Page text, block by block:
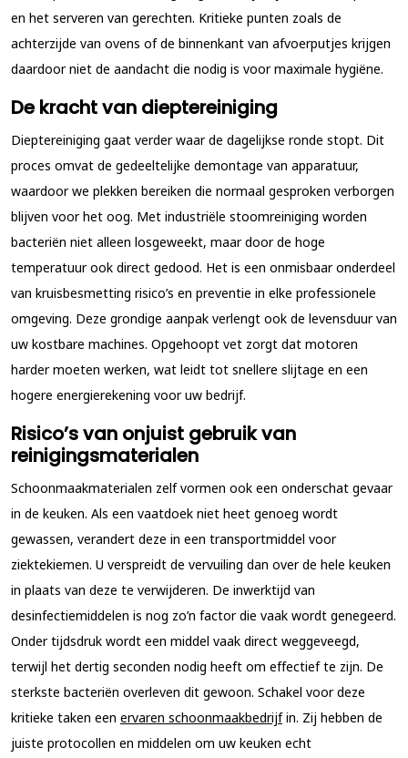
en het serveren van gerechten. Kritieke punten zoals de
achterzijde van ovens of de binnenkant van afvoerputjes krijgen
daardoor niet de aandacht die nodig is voor maximale hygiëne.
De kracht van dieptereiniging
Dieptereiniging gaat verder waar de dagelijkse ronde stopt. Dit
proces omvat de gedeeltelijke demontage van apparatuur,
waardoor we plekken bereiken die normaal gesproken verborgen
blijven voor het oog. Met industriële stoomreiniging worden
bacteriën niet alleen losgeweekt, maar door de hoge
temperatuur ook direct gedood. Het is een onmisbaar onderdeel
van kruisbesmetting risico’s en preventie in elke professionele
omgeving. Deze grondige aanpak verlengt ook de levensduur van
uw kostbare machines. Opgehoopt vet zorgt dat motoren
harder moeten werken, wat leidt tot snellere slijtage en een
hogere energierekening voor uw bedrijf.
Risico’s van onjuist gebruik van
reinigingsmaterialen
Schoonmaakmaterialen zelf vormen ook een onderschat gevaar
in de keuken. Als een vaatdoek niet heet genoeg wordt
gewassen, verandert deze in een transportmiddel voor
ziektekiemen. U verspreidt de vervuiling dan over de hele keuken
in plaats van deze te verwijderen. De inwerktijd van
desinfectiemiddelen is nog zo’n factor die vaak wordt genegeerd.
Onder tijdsdruk wordt een middel vaak direct weggeveegd,
terwijl het dertig seconden nodig heeft om effectief te zijn. De
sterkste bacteriën overleven dit gewoon. Schakel voor deze
kritieke taken een ervaren schoonmaakbedrijfin. Zij hebben de
juiste protocollen en middelen om uw keuken echt